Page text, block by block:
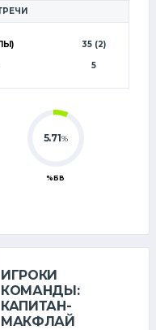
35 (2)
5
5.71%
%БВ
ИГРОКИ
КОМАНДЫ:
КАПИТАН-
МАКФЛАЙ